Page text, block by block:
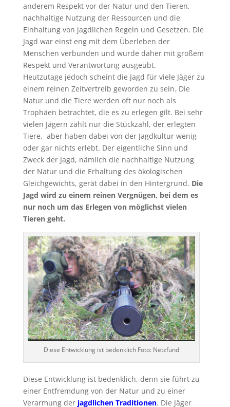
anderem Respekt vor der Natur und den Tieren,
nachhaltige Nutzung der Ressourcen und die
Einhaltung von jagdlichen Regeln und Gesetzen. Die
Jagd war einst eng mit dem Überleben der
Menschen verbunden und wurde daher mit großem
Respekt und Verantwortung ausgeübt.
Heutzutage jedoch scheint die Jagd für viele Jäger zu
einem reinen Zeitvertreib geworden zu sein. Die
Natur und die Tiere werden oft nur noch als
Trophäen betrachtet, die es zu erlegen gilt. Bei sehr
vielen Jägern zählt nur die Stückzahl, der erlegten
Tiere, aber haben dabei von der Jagdkultur wenig
oder gar nichts erlebt. Der eigentliche Sinn und
Zweck der Jagd, nämlich die nachhaltige Nutzung
der Natur und die Erhaltung des ökologischen
Gleichgewichts, gerät dabei in den Hintergrund. Die
Jagd wird zu einem reinen Vergnügen, bei dem es
nur noch um das Erlegen von möglichst vielen
Tieren geht.
Diese Entwicklung ist bedenklich Foto: Netzfund
Diese Entwicklung ist bedenklich, denn sie führt zu
einer Entfremdung von der Natur und zu einer
Verarmung der jagdlichen Traditionen. Die Jäger